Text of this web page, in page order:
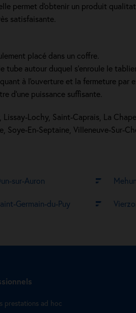
permet d'obtenir un produit
satisfaisante.
placé dans un coffre.
tube autour duquel s’enroule le
à l'ouverture et la fermeture
d'une puissance suffisante.
Lochy, Saint-Caprais, La
En-Septaine, Villeneuve-Sur-
sur-Auron
Germain-du-Puy
prestations ad hoc